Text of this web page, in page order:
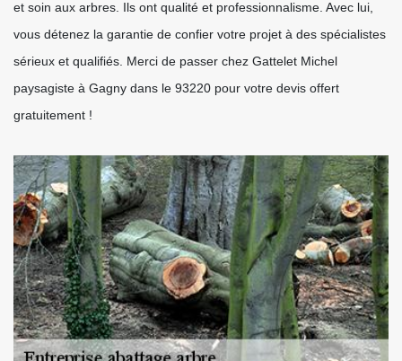
et soin aux arbres. Ils ont qualité et professionnalisme. Avec lui,
vous détenez la garantie de confier votre projet à des spécialistes
sérieux et qualifiés. Merci de passer chez Gattelet Michel
paysagiste à Gagny dans le 93220 pour votre devis offert
gratuitement !